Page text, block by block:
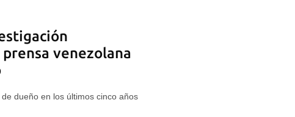
venezolana
dueño en los últimos cinco años